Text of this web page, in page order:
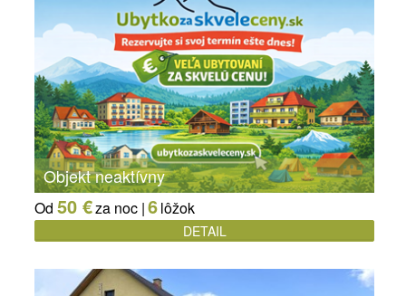
Objekt neaktívny
Od 50 €za noc |6lôžok
DETAIL